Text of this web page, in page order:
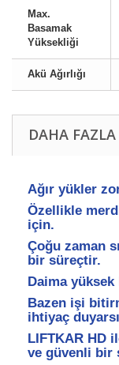
Max.
Basamak
Yüksekliği
Akü Ağırlığı
DAHA
Ağır yükler
Özellikle
için.
Çoğu zaman
bir süreçtir.
Daima yüksek
Bazen işi
ihtiyaç
LIFTKAR HD
ve güvenli bir